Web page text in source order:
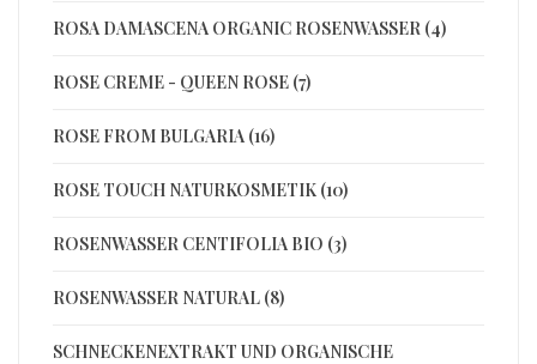
ROSA DAMASCENA ORGANIC ROSENWASSER (4)
ROSE CREME - QUEEN ROSE (7)
ROSE FROM BULGARIA (16)
ROSE TOUCH NATURKOSMETIK (10)
ROSENWASSER CENTIFOLIA BIO (3)
ROSENWASSER NATURAL (8)
SCHNECKENEXTRAKT UND ORGANISCHE